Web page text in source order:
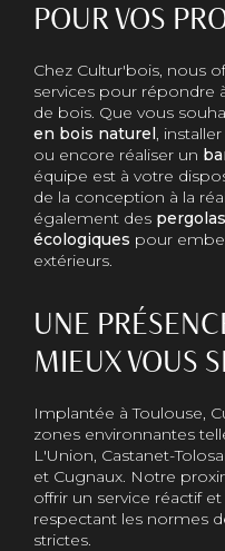
POUR VOS
Chez Cultur'bois, nous
services pour répondre
de bois. Que vous
en bois naturel,
ou encore réaliser un
équipe est à votre
de la conception à la
également des
écologiques pour
extérieurs.
UNE
MIEUX VOUS
Implantée à Toulouse,
zones environnantes
L'Union, Castanet-
et Cugnaux. Notre
offrir un service réactif
respectant les normes
strictes.